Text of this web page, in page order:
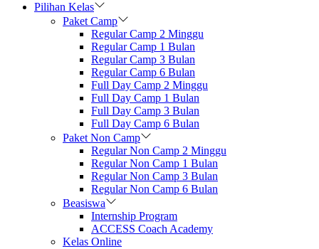
Pilihan Kelas
Paket Camp
Regular Camp 2 Minggu
Regular Camp 1 Bulan
Regular Camp 3 Bulan
Regular Camp 6 Bulan
Full Day Camp 2 Minggu
Full Day Camp 1 Bulan
Full Day Camp 3 Bulan
Full Day Camp 6 Bulan
Paket Non Camp
Regular Non Camp 2 Minggu
Regular Non Camp 1 Bulan
Regular Non Camp 3 Bulan
Regular Non Camp 6 Bulan
Beasiswa
Internship Program
ACCESS Coach Academy
Kelas Online